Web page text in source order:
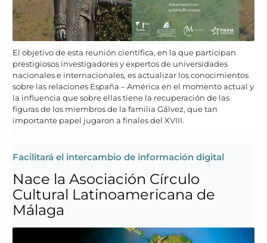
El objetivo de esta reunión científica, en la que participan
prestigiosos investigadores y expertos de universidades
nacionales e internacionales, es actualizar los conocimientos
sobre las relaciones España – América en el momento actual y
la influencia que sobre ellas tiene la recuperación de las
figuras de los miembros de la familia Gálvez, que tan
importante papel jugaron a finales del XVIII.
Facilitará el intercambio de información digital
Nace la Asociación Círculo
Cultural Latinoamericana de
Málaga